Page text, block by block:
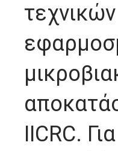
τεχνικών
IICRC.